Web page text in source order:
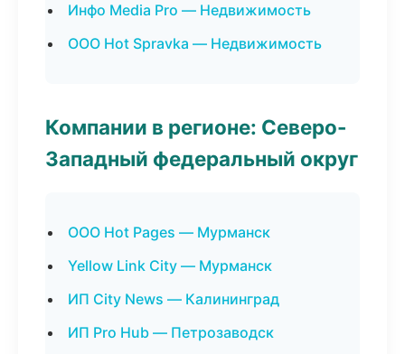
Инфо Media Pro — Недвижимость
ООО Hot Spravka — Недвижимость
Компании в регионе: Северо-
Западный федеральный округ
ООО Hot Pages — Мурманск
Yellow Link City — Мурманск
ИП City News — Калининград
ИП Pro Hub — Петрозаводск